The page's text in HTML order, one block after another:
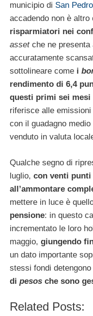
municipio di San
accadendo non è altro
risparmiatori nei
assetche ne presenta
accuratamente
sottolineare come i
rendimento di 6,4
questi primi sei mesi
riferisce alle emissioni
con il guadagno medio
venduto in valuta
Qualche segno di
luglio, con venti punti
all’ammontare
mettere in luce è
pensione: in questo
incrementato le loro
maggio, giungendo
un dato importante
stessi fondi
di pesos che sono
Related Posts: